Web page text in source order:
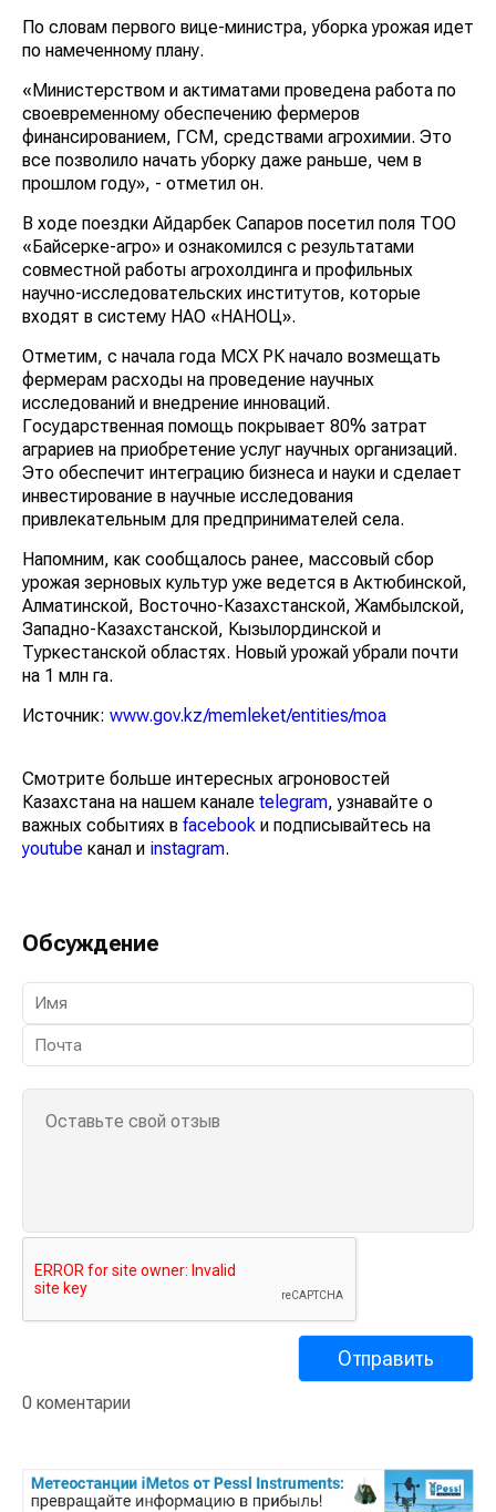
По словам первого вице-министра, уборка урожая идет
по намеченному плану.
«Министерством и актиматами проведена работа по
своевременному обеспечению фермеров
финансированием, ГСМ, средствами агрохимии. Это
все позволило начать уборку даже раньше, чем в
прошлом году», - отметил он.
В ходе поездки Айдарбек Сапаров посетил поля ТОО
«Байсерке-агро» и ознакомился с результатами
совместной работы агрохолдинга и профильных
научно-исследовательских институтов, которые
входят в систему НАО «НАНОЦ».
Отметим, с начала года МСХ РК начало возмещать
фермерам расходы на проведение научных
исследований и внедрение инноваций.
Государственная помощь покрывает 80% затрат
аграриев на приобретение услуг научных организаций.
Это обеспечит интеграцию бизнеса и науки и сделает
инвестирование в научные исследования
привлекательным для предпринимателей села.
Напомним, как сообщалось ранее, массовый сбор
урожая зерновых культур уже ведется в Актюбинской,
Алматинской, Восточно-Казахстанской, Жамбылской,
Западно-Казахстанской, Кызылординской и
Туркестанской областях. Новый урожай убрали почти
на 1 млн га.
Источник: www.gov.kz/memleket/entities/moa
Смотрите больше интересных агроновостей
Казахстана на нашем канале telegram, узнавайте о
важных событиях в facebook и подписывайтесь на
youtube канал и instagram.
Обсуждение
0 коментарии